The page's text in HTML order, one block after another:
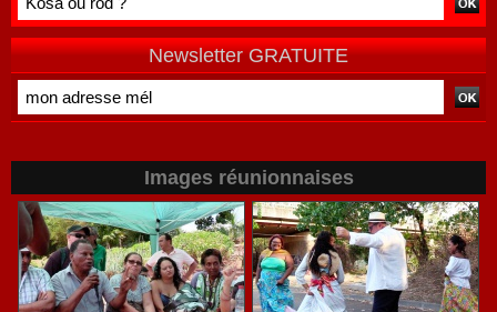
de terrain
Newsletter GRATUITE
Images réunionnaises